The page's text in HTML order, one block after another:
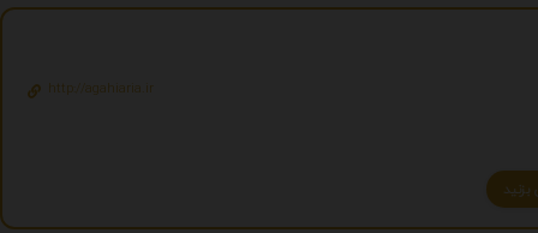
http://agahiaria.ir